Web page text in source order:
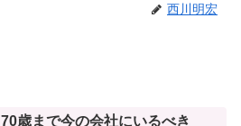
西川明宏
70歳まで今の会社にいるべき